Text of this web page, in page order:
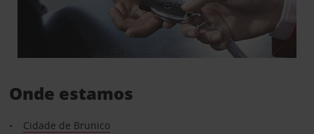
Onde estamos
Cidade de Brunico